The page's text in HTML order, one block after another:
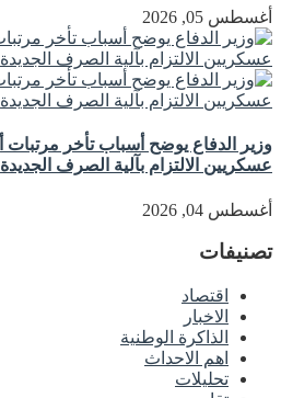
أغسطس 05, 2026
وزير الدفاع يوضح أسباب تأخر
عسكريين الالتزام بآلية الصرف الجديدة
أغسطس 04, 2026
تصنيفات
اقتصاد
الاخبار
الذاكرة الوطنية
اهم الاحداث
تحليلات